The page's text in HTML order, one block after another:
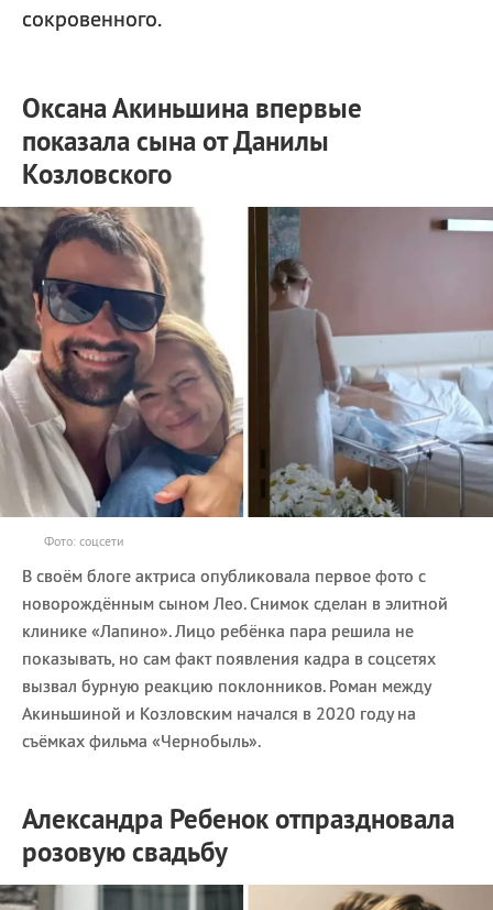
сокровенного.
Оксана Акиньшина впервые
показала сына от Данилы
Козловского
Фото: соцсети
В своём блоге актриса опубликовала первое фото с
новорождённым сыном Лео. Снимок сделан в элитной
клинике «Лапино». Лицо ребёнка пара решила не
показывать, но сам факт появления кадра в соцсетях
вызвал бурную реакцию поклонников. Роман между
Акиньшиной и Козловским начался в 2020 году на
съёмках фильма «Чернобыль».
Александра Ребенок отпраздновала
розовую свадьбу